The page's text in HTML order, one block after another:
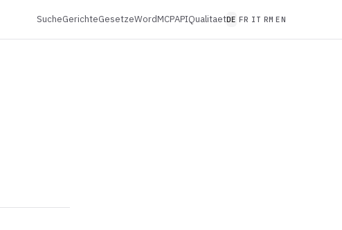
SucheGerichteGesetzeWordMCPAPIQualitaetDE FR IT RM EN